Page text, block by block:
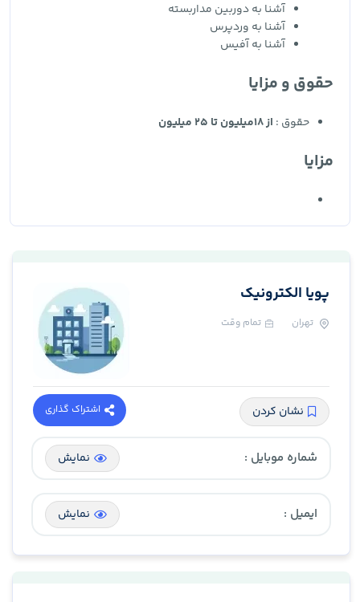
آشنا به دوربین مداربسته
آشنا به وردپرس
آشنا به آفیس
حقوق و مزایا
حقوق : از 18میلیون تا 25 میلیون
مزایا
پویا الکترونیک
تهران تمام وقت
نشان کردن اشتراک گذاری
شماره موبایل : نمایش
ایمیل : نمایش